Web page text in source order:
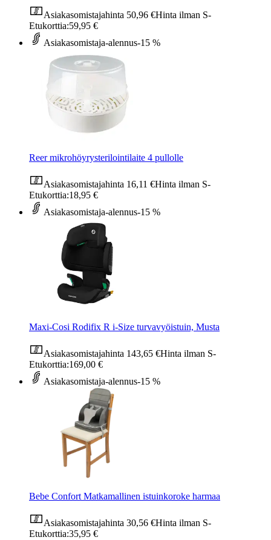
Asiakasomistajahinta 50,96 €Hinta ilman S-
Etukorttia:59,95 €
Asiakasomistaja-alennus-15 %
Reer mikrohöyrysterilointilaite 4 pullolle
Asiakasomistajahinta 16,11 €Hinta ilman S-
Etukorttia:18,95 €
Asiakasomistaja-alennus-15 %
Maxi-Cosi Rodifix R i-Size turvavyöistuin, Musta
Asiakasomistajahinta 143,65 €Hinta ilman S-
Etukorttia:169,00 €
Asiakasomistaja-alennus-15 %
Bebe Confort Matkamallinen istuinkoroke harmaa
Asiakasomistajahinta 30,56 €Hinta ilman S-
Etukorttia:35,95 €